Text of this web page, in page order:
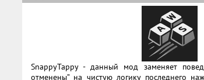
SnappyTappy - данный мод заменяет
отменены” на чистую логику последнего